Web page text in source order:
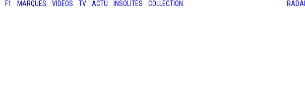
F1 MARQUES VIDÉOS TV ACTU INSOLITES COLLECTION